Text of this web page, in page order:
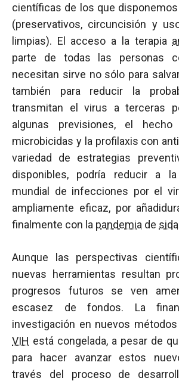
científicas de los que
(preservativos, circuncisión y
limpias). El acceso a la terapia
parte de todas las personas
necesitan sirve no sólo para
también para reducir la
transmitan el virus a terceras
algunas previsiones, el
microbicidas y la profilaxis con
variedad de estrategias
disponibles, podría reducir a
mundial de infecciones por el
ampliamente eficaz, por
finalmente con la pandemia de sida
Aunque las perspectivas
nuevas herramientas resultan
progresos futuros se ven
escasez de fondos. La
investigación en nuevos
VIH está congelada, a pesar de
para hacer avanzar estos
través del proceso de